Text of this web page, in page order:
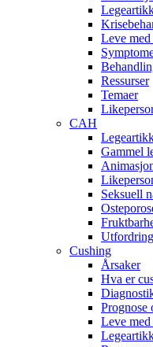
Leve
Ressurser
Temaer
CAH
Gammel
Seksuell
Cushing
Årsaker
Hva er
Prognose
Leve